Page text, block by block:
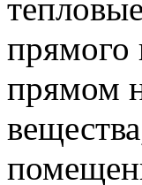
прямого
прямом